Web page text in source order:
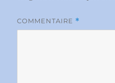
COMMENTAIRE *